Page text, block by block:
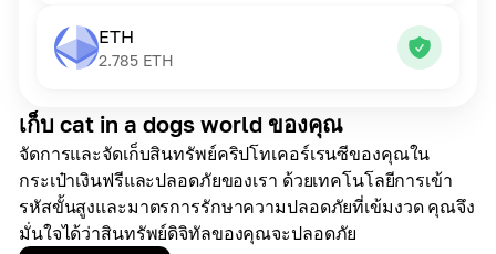
เก็บ cat in a dogs world ของคุณ
จัดการและจัดเก็บสินทรัพย์คริปโทเคอร์เรนซีของคุณใน
กระเป๋าเงินฟรีและปลอดภัยของเรา ด้วยเทคโนโลยีการเข้า
รหัสขั้นสูงและมาตรการรักษาความปลอดภัยที่เข้มงวด คุณจึง
มั่นใจได้ว่าสินทรัพย์ดิจิทัลของคุณจะปลอดภัย
ETH
2.785 ETH